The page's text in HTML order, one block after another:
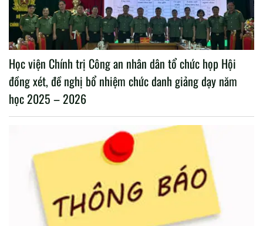
Học viện Chính trị Công an nhân dân tổ chức họp Hội
đồng xét, đề nghị bổ nhiệm chức danh giảng dạy năm
học 2025 – 2026